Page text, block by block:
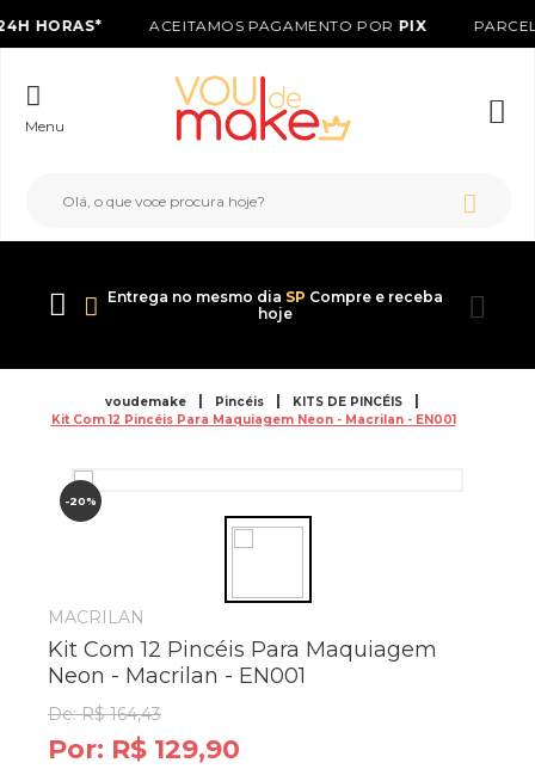
HORAS* ACEITAMOS PAGAMENTO POR PIX
Menu
Entrega no mesmo dia SP Compre e receba
hoje
voudemake Pincéis
KITS DE PINCÉIS
Kit Com 12 Pincéis Para Maquiagem Neon - Macrilan - EN001
-20%
MACRILAN
Kit Com 12 Pincéis Para Maquiagem
Neon - Macrilan - EN001
De:R$ 164,43
Por: R$ 129,90